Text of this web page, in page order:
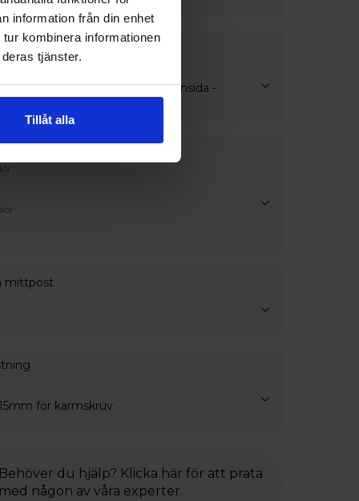
information från din enhet
kombinera informationen
tjänster.
Tillåt alla
handtag utan cylinder endast insida -
mittpost
för karmskruv
Behöver du hjälp? Klicka här för att prata
med någon av våra experter.